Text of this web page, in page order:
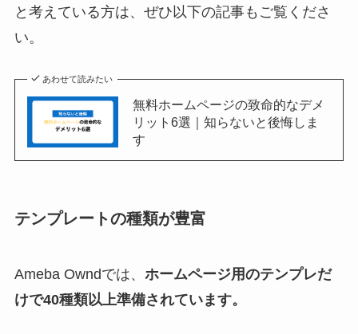
と考えている方は、ぜひ以下の記事もご覧くださ
い。
あわせて読みたい
無料ホームページの致命的なデメ
リット6選｜知らないと後悔しま
す
テンプレートの種類が豊富
Ameba Owndでは、 ホームページ用のテンプレだ
けで40種類以上準備されています。